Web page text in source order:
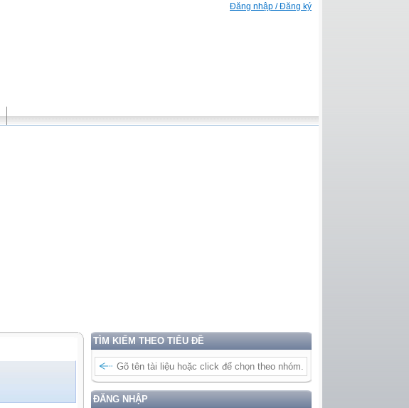
Đăng nhập / Đăng ký
TÌM KIẾM THEO TIÊU ĐỀ
ĐĂNG NHẬP